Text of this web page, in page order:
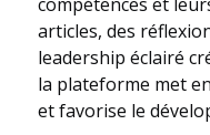
articles, des
leadership éclairé
la plateforme met
et favorise le